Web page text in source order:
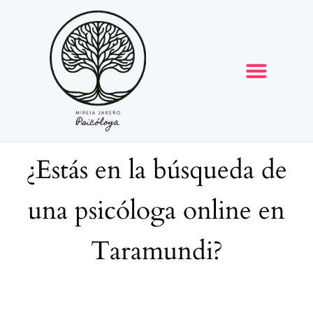
¿Estás en la búsqueda de
una psicóloga online en
Taramundi?